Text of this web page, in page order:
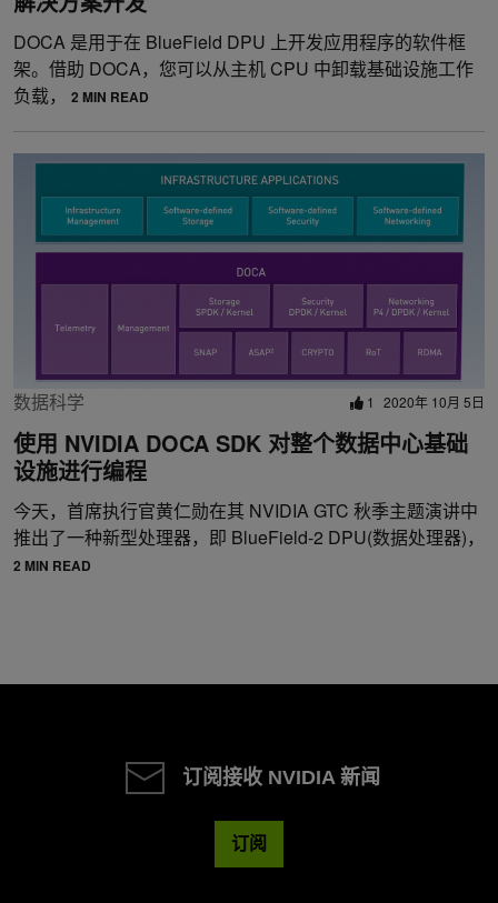
DOCA 是用于在 BlueField DPU 上开发应用程序的软件框
架。借助 DOCA，您可以从主机 CPU 中卸载基础设施工作
负载，
2 MIN READ
数据科学 1 2020年 10月 5日
使用 NVIDIA DOCA SDK 对整个数据中心基础
设施进行编程
今天，首席执行官黄仁勋在其 NVIDIA GTC 秋季主题演讲中
推出了一种新型处理器，即 BlueField-2 DPU(数据处理器)，
2 MIN READ
订阅接收 NVIDIA 新闻
订阅